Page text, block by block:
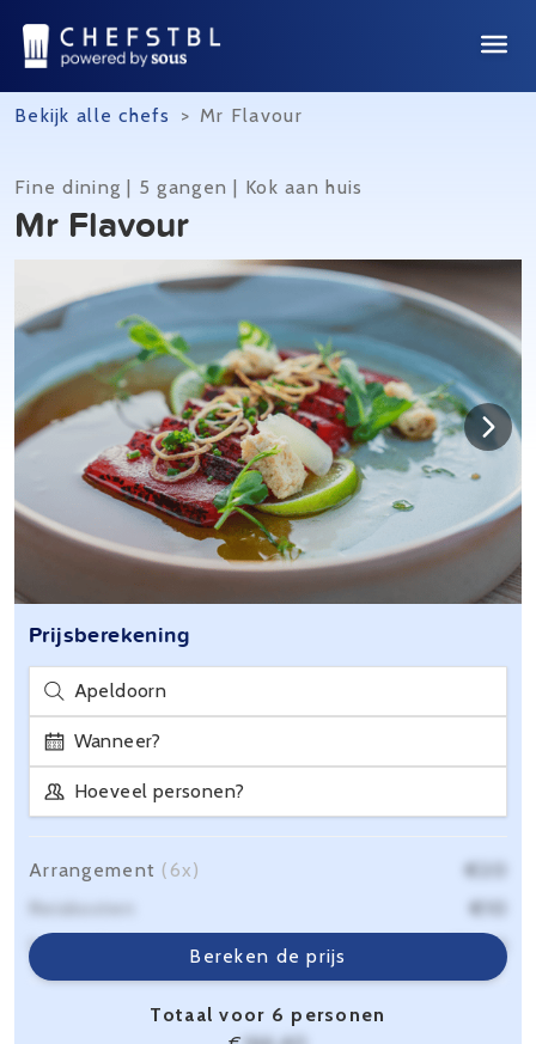
Bekijk alle chefs > Mr Flavour
Fine dining | 5 gangen | Kok aan huis
Mr Flavour
Prijsberekening
Apeldoorn
Wanneer?
Hoeveel personen?
Bereken de prijs
Arrangement (6x)
€20
Reiskosten
€10
Servicekosten
€6,40
Totaal voor 6 personen